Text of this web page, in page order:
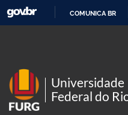
COMUNICA BR
Universidade
Federal do